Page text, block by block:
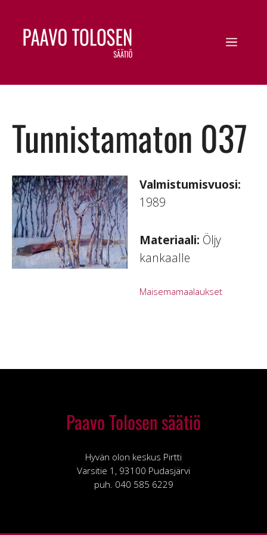
Tunnistamaton 037
Valmistumisvuosi:
1989
Materiaali: Öljy
kankaalle
Maisemamaalaukset
Paavo Tolosen säätiö
Hyvän olon keskus Pirtti
Varsitie 1, 93100 Pudasjärvi
puh. 040 585 6229